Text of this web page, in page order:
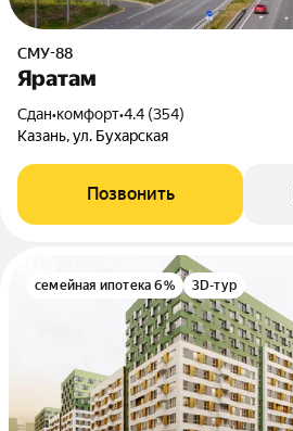
СМУ-88
Яратам
Сдан•комфорт•4.4 (354)
Казань, ул. Бухарская
Позвонить
семейная ипотека 6% 3D-тур